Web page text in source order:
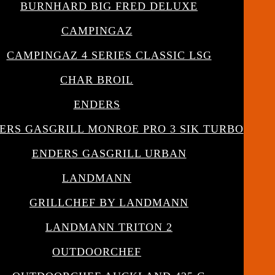
BURNHARD BIG FRED DELUXE
CAMPINGAZ
CAMPINGAZ 4 SERIES CLASSIC LSG
CHAR BROIL
ENDERS
GASGRILL MONROE PRO 3 SIK TURBO
ENDERS GASGRILL URBAN
LANDMANN
GRILLCHEF BY LANDMANN
LANDMANN TRITON 2
OUTDOORCHEF